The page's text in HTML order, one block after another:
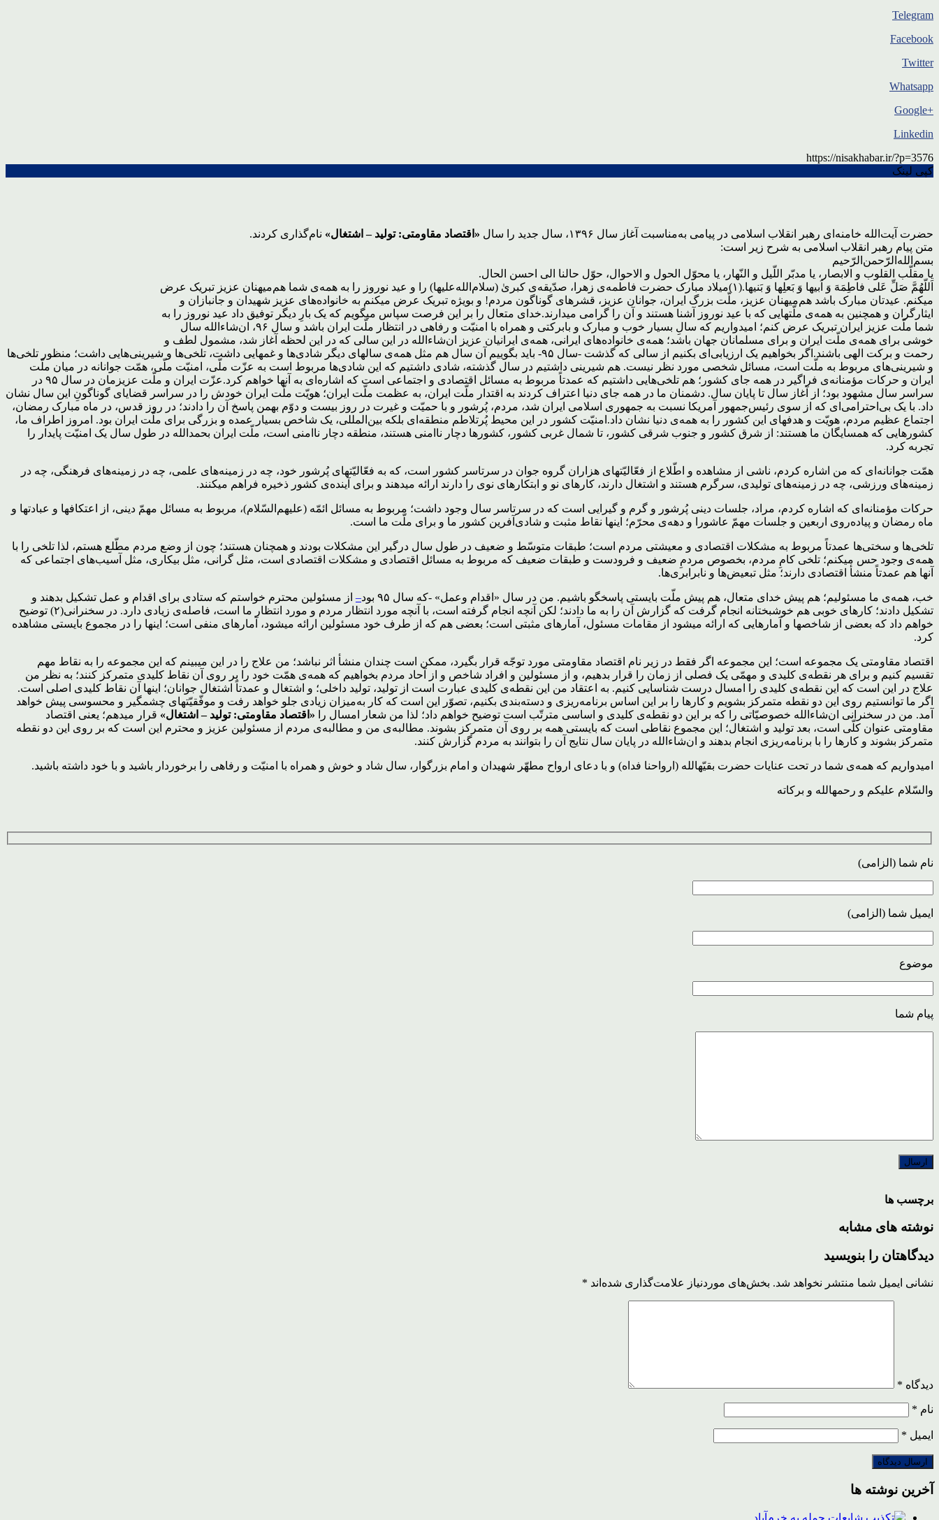
Telegram
Facebook
Twitter
Whatsapp
+Google
Linkedin
https://nisakhabar.ir/?p=3576
کپی لینک
حضرت آیت‌الله خامنه‌ای رهبر انقلاب اسلامی در پیامی به‌مناسبت آغاز سال ۱۳۹۶، سال جدید را سال «اقتصاد مقاومتی: تولید – اشتغال» نام‌گذاری کردند.
متن پیام رهبر انقلاب اسلامی به شرح زیر است:
بسم‌الله‌الرّحمن‌الرّحیم
یا مقلّب القلوب و الابصار، یا مدبّر اللّیل و النّهار، یا محوّل الحول و الاحوال، حوّل حالنا الی احسن الحال.
اَللّهُمَّ صَلِّ عَلی فاطِمَهَ وَ اَبیها وَ بَعلِها وَ بَنیها.(۱)میلاد مبارک حضرت فاطمه‌ی زهرا، صدّیقه‌ی کبریٰ (سلام‌الله‌علیها) را و عید نوروز را به همه‌ی شما هم‌میهنان عزیز تبریک عرض
میکنم. عیدتان مبارک باشد هم‌میهنان عزیز، ملّت بزرگ ایران، جوانان عزیز، قشرهای گوناگون مردم! و بویژه تبریک عرض میکنم به خانواده‌های عزیز شهیدان و جانبازان و
ایثارگران و همچنین به همه‌ی ملّتهایی که با عید نوروز آشنا هستند و آن را گرامی میدارند.خدای متعال را بر این فرصت سپاس میگویم که یک بارِ دیگر توفیق داد عید نوروز را به
شما ملّت عزیز ایران تبریک عرض کنم؛ امیدواریم که سالِ بسیار خوب و مبارک و بابرکتی و همراه با امنیّت و رفاهی در انتظار ملّت ایران باشد و سال ۹۶، ان‌شاءالله سال
خوشی برای همه‌ی ملّت ایران و برای مسلمانان جهان باشد؛ همه‌ی خانواده‌های ایرانی، همه‌ی ایرانیان عزیز ان‌شاءالله در این سالی که در این لحظه آغاز شد، مشمول لطف و
رحمت و برکت الهی باشند.اگر بخواهیم یک ارزیابی‌ای بکنیم از سالی که گذشت -سال ۹۵- باید بگوییم آن سال هم مثل همه‌ی سالهای دیگر شادی‌ها و غمهایی داشت، تلخی‌ها و شیرینی‌هایی داشت؛ منظور تلخی‌ها
و شیرینی‌های مربوط به ملّت است، مسائل شخصی مورد نظر نیست. هم شیرینی داشتیم در سال گذشته، شادی داشتیم که این شادی‌ها مربوط است به عزّت ملّی، امنیّت ملّی، همّت جوانانه در میان ملّت
ایران و حرکات مؤمنانه‌ی فراگیر در همه جای کشور؛ هم تلخی‌هایی داشتیم که عمدتاً مربوط به مسائل اقتصادی و اجتماعی است که اشاره‌ای به آنها خواهم کرد.عزّت ایران و ملّت عزیزمان در سال ۹۵ در
سراسر سال مشهود بود؛ از آغاز سال تا پایان سال. دشمنان ما در همه جای دنیا اعتراف کردند به اقتدار ملّت ایران، به عظمت ملّت ایران؛ هویّت ملّت ایران خودش را در سراسر قضایای گوناگونِ این سال نشان
داد. با یک بی‌احترامی‌ای که از سوی رئیس‌جمهور آمریکا نسبت به جمهوری اسلامی ایران شد، مردم، پُرشور و با حمیّت و غیرت در روز بیست و دوّم بهمن پاسخ آن را دادند؛ در روز قدس، در ماه مبارک رمضان،
اجتماع عظیم مردم، هویّت و هدفهای این کشور را به همه‌ی دنیا نشان داد.امنیّت کشور در این محیط پُرتلاطم منطقه‌ای بلکه بین‌المللی، یک شاخص بسیار عمده و بزرگی برای ملّت ایران بود. امروز اطراف ما،
کشورهایی که همسایگان ما هستند: از شرق کشور و جنوب شرقی کشور، تا شمال غربی کشور، کشورها دچار ناامنی هستند، منطقه دچار ناامنی است، ملّت ایران بحمدالله در طول سال یک امنیّت پایدار را
تجربه کرد.
همّت جوانانه‌ای که من اشاره کردم، ناشی از مشاهده و اطّلاع از فعّالیّتهای هزاران گروه جوان در سرتاسر کشور است، که به فعّالیّتهای پُرشور خود، چه در زمینه‌های علمی، چه در زمینه‌های فرهنگی، چه در
زمینه‌های ورزشی، چه در زمینه‌های تولیدی، سرگرم هستند و اشتغال دارند، کارهای نو و ابتکارهای نوی را دارند ارائه میدهند و برای آینده‌ی کشور ذخیره فراهم میکنند.
حرکات مؤمنانه‌ای که اشاره کردم، مراد، جلسات دینی پُرشور و گرم و گیرایی است که در سرتاسر سال وجود داشت؛ مربوط به مسائل ائمّه (علیهم‌السّلام)، مربوط به مسائل مهمّ دینی، از اعتکافها و عبادتها و
ماه رمضان و پیاده‌روی اربعین و جلسات مهمّ عاشورا و دهه‌ی محرّم؛ اینها نقاط مثبت و شادی‌آفرین کشور ما و برای ملّت ما است.
تلخی‌ها و سختی‌‌ها عمدتاً مربوط به مشکلات اقتصادی و معیشتی مردم است؛ طبقات متوسّط و ضعیف در طول سال درگیر این مشکلات بودند و همچنان هستند؛ چون از وضع مردم مطّلع هستم، لذا تلخی را با
همه‌ی وجود حس میکنم؛ تلخی کامِ مردم، بخصوص مردمِ ضعیف و فرودست و طبقات ضعیف که مربوط به مسائل اقتصادی و مشکلات اقتصادی است، مثل گرانی، مثل بیکاری، مثل آسیب‌های اجتماعی که
آنها هم عمدتاً منشأ اقتصادی دارند؛ مثل تبعیض‌ها و نابرابری‌ها.
خب، همه‌ی ما مسئولیم؛ هم پیش خدای متعال، هم پیش ملّت بایستی پاسخگو باشیم. من در سال «اقدام وعمل» -که سال ۹۵ بود – از مسئولین محترم خواستم که ستادی برای اقدام و عمل تشکیل بدهند و
تشکیل دادند؛ کارهای خوبی هم خوشبختانه انجام گرفت که گزارش آن را به ما دادند؛ لکن آنچه انجام گرفته است، با آنچه مورد انتظار مردم و مورد انتظار ما است، فاصله‌ی زیادی دارد. در سخنرانی(۲) توضیح
خواهم داد که بعضی از شاخصها و آمارهایی که ارائه میشود از مقامات مسئول، آمارهای مثبتی است؛ بعضی هم که از طرف خود مسئولین ارائه میشود، آمارهای منفی است؛ اینها را در مجموع بایستی مشاهده
کرد.
اقتصاد مقاومتی یک مجموعه است؛ این مجموعه اگر فقط در زیر نام اقتصاد مقاومتی مورد توجّه قرار بگیرد، ممکن است چندان منشأ اثر نباشد؛ من علاج را در این میبینم که این مجموعه را به نقاط مهم
تقسیم کنیم و برای هر نقطه‌ی کلیدی و مهمّی یک فصلی از زمان را قرار بدهیم، و از مسئولین و افراد شاخص و از آحاد مردم بخواهیم که همه‌ی همّت خود را بر روی آن نقاط کلیدی متمرکز کنند؛ به نظر من
علاج در این است که این نقطه‌ی کلیدی را امسال درست شناسایی کنیم. به اعتقاد من این نقطه‌ی کلیدی عبارت است از تولید، تولید داخلی؛ و اشتغال و عمدتاً اشتغال جوانان؛ اینها آن نقاط کلیدی اصلی است.
اگر ما توانستیم روی این دو نقطه متمرکز بشویم و کارها را بر این اساس برنامه‌ریزی و دسته‌بندی بکنیم، تصوّر این است که کار به‌میزان زیادی جلو خواهد رفت و موفّقیّتهای چشمگیر و محسوسی پیش خواهد
آمد. من در سخنرانی ان‌شاءالله خصوصیّاتی را که بر این دو نقطه‌ی کلیدی و اساسی مترتّب است توضیح خواهم داد؛ لذا من شعار امسال را «اقتصاد مقاومتی: تولید – اشتغال» قرار میدهم؛ یعنی اقتصاد
مقاومتی عنوان کلّی است، بعد تولید و اشتغال؛ این مجموع نقاطی است که بایستی همه بر روی آن متمرکز بشوند. مطالبه‌ی من و مطالبه‌ی مردم از مسئولین عزیز و محترم این است که بر روی این دو نقطه
متمرکز بشوند و کارها را با برنامه‌ریزی انجام بدهند و ان‌شاءالله در پایان سال نتایج آن را بتوانند به مردم گزارش کنند.
امیدواریم که همه‌ی شما در تحت عنایات حضرت بقیّهالله (ارواحنا فداه) و با دعای ارواح مطهّر شهیدان و امام بزرگوار، سال شاد و خوش و همراه با امنیّت و رفاهی را برخوردار باشید و با خود داشته باشید.
والسّلام علیکم و رحمهالله و برکاته
نام شما (الزامی)
ایمیل شما (الزامی)
موضوع
پیام شما
برچسب ها
نوشته های مشابه
دیدگاهتان را بنویسید
نشانی ایمیل شما منتشر نخواهد شد. بخش‌های موردنیاز علامت‌گذاری شده‌اند *
دیدگاه *
نام *
ایمیل *
آخرین نوشته ها